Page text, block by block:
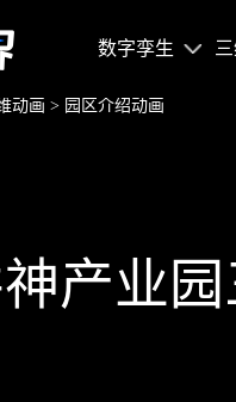
数字孪生
动画 > 园区介绍动画
产业